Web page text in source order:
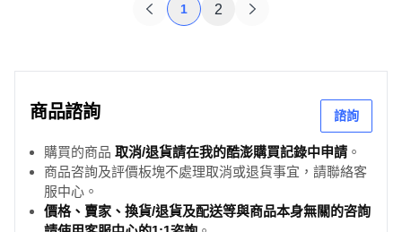
1 2
商品諮詢 諮詢
購買的商品 取消/退貨請在我的酷澎購買記錄中申請 。
商品咨詢及評價板塊不處理取消或退貨事宜，請聯絡客
服中心。
價格、賣家、換貨/退貨及配送等與商品本身無關的咨詢